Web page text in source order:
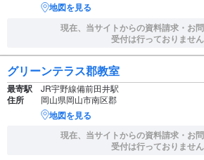
地図を見る
現在、当サイトからの資料請求・お
受付は行っておりません
グリーンテラス郡教室
最寄駅 JR宇野線備前田井駅
住所 岡山県岡山市南区郡
地図を見る
現在、当サイトからの資料請求・お
受付は行っておりません